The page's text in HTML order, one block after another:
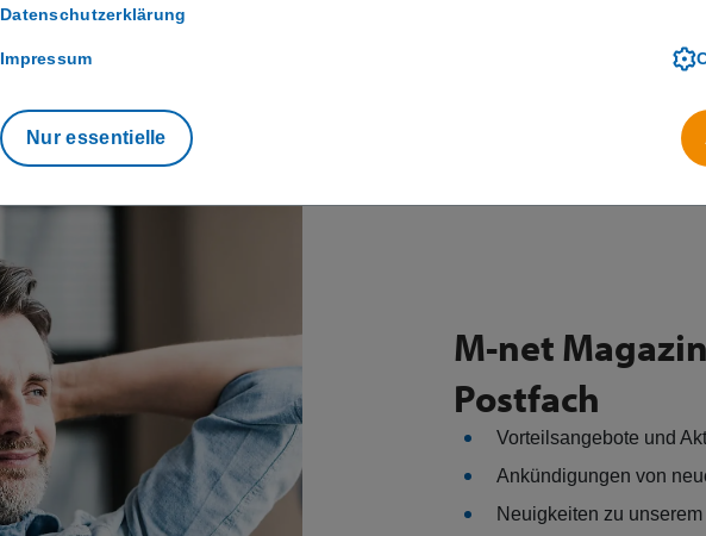
M-net
Postfach
Vorteilsangebote und
Ankündigungen von
Neuigkeiten zu
Datenschutzerklärung
Impressum
Nur essentielle